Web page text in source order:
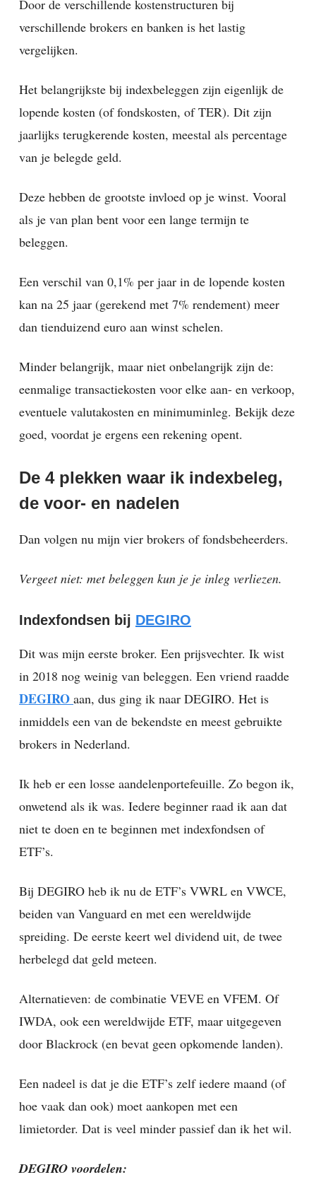
Door de verschillende kostenstructuren bij
verschillende brokers en banken is het lastig
vergelijken.
Het belangrijkste bij indexbeleggen zijn eigenlijk de
lopende kosten (of fondskosten, of TER). Dit zijn
jaarlijks terugkerende kosten, meestal als percentage
van je belegde geld.
Deze hebben de grootste invloed op je winst. Vooral
als je van plan bent voor een lange termijn te
beleggen.
Een verschil van 0,1% per jaar in de lopende kosten
kan na 25 jaar (gerekend met 7% rendement) meer
dan tienduizend euro aan winst schelen.
Minder belangrijk, maar niet onbelangrijk zijn de:
eenmalige transactiekosten voor elke aan- en verkoop,
eventuele valutakosten en minimuminleg. Bekijk deze
goed, voordat je ergens een rekening opent.
De 4 plekken waar ik indexbeleg,
de voor- en nadelen
Dan volgen nu mijn vier brokers of fondsbeheerders.
Vergeet niet: met beleggen kun je je inleg verliezen.
Indexfondsen bij DEGIRO
Dit was mijn eerste broker. Een prijsvechter. Ik wist
in 2018 nog weinig van beleggen. Een vriend raadde
DEGIRO aan, dus ging ik naar DEGIRO. Het is
inmiddels een van de bekendste en meest gebruikte
brokers in Nederland.
Ik heb er een losse aandelenportefeuille. Zo begon ik,
onwetend als ik was. Iedere beginner raad ik aan dat
niet te doen en te beginnen met indexfondsen of
ETF’s.
Bij DEGIRO heb ik nu de ETF’s VWRL en VWCE,
beiden van Vanguard en met een wereldwijde
spreiding. De eerste keert wel dividend uit, de twee
herbelegd dat geld meteen.
Alternatieven: de combinatie VEVE en VFEM. Of
IWDA, ook een wereldwijde ETF, maar uitgegeven
door Blackrock (en bevat geen opkomende landen).
Een nadeel is dat je die ETF’s zelf iedere maand (of
hoe vaak dan ook) moet aankopen met een
limietorder. Dat is veel minder passief dan ik het wil.
DEGIRO voordelen: